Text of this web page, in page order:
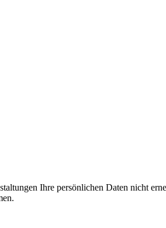
Ihre persönlichen Daten nicht